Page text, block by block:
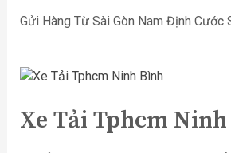
Gửi Hàng Từ Sài Gòn Nam Định Cước
Xe Tải Tphcm